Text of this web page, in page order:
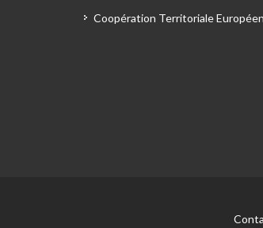
Coopération Territoriale